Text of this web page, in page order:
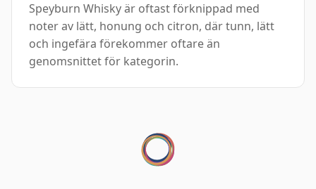
Speyburn Whisky är oftast förknippad med
noter av lätt, honung och citron, där tunn, lätt
och ingefära förekommer oftare än
genomsnittet för kategorin.